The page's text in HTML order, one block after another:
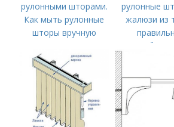
рулонными шторами.
Как мыть рулонные
шторы вручную
рулонные
жалюзи из